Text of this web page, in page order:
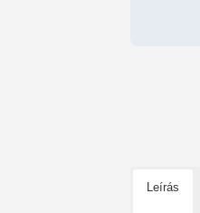
Leírás